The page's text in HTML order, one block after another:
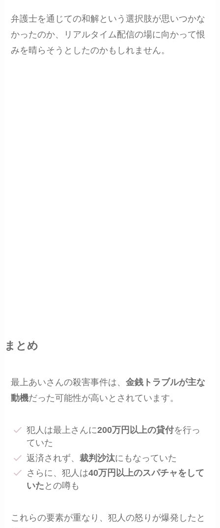
弁護士を通じての和解という選択肢が思いつかな
かったのか、リアルタイム配信の場に向かって恨
みを晴らそうとしたのかもしれません。
まとめ
最上あいさんの殺害事件は、金銭トラブルが主な
動機だった可能性が高いとされています。
犯人は最上さんに200万円以上の貸付を行っ
ていた
返済されず、 裁判沙汰にもなっていた
さらに、犯人は40万円以上のスパチャをして
いた との噂も
これらの要素が重なり、犯人の怒りが爆発したと